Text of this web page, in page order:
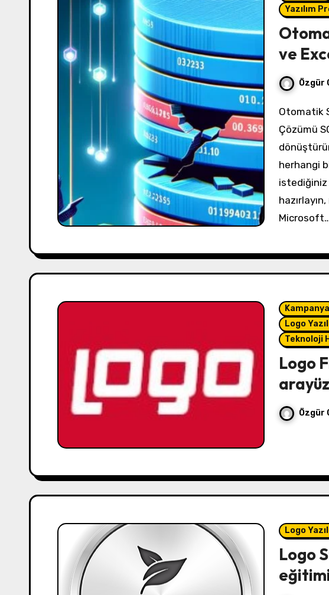
Yazılım
ve
Özgür
Otomatik SQL Raporlama ve Excel Aktarım
Çözümü
herhangi
istediğiniz
Kampanya
Logo
Teknoloji
Logo
Özgür
Logo
Logo